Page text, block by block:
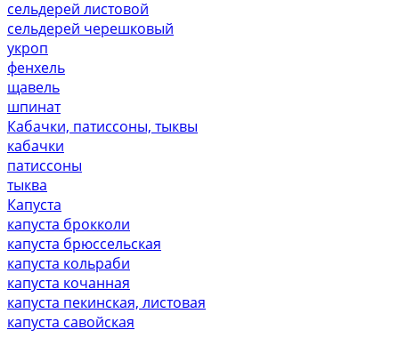
сельдерей листовой
сельдерей черешковый
укроп
фенхель
щавель
шпинат
Кабачки, патиссоны, тыквы
кабачки
патиссоны
тыква
Капуста
капуста брокколи
капуста брюссельская
капуста кольраби
капуста кочанная
капуста пекинская, листовая
капуста савойская